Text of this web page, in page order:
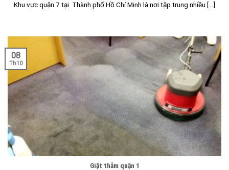
Khu vực quận 7 tại Thành phố Hồ Chí Minh là nơi tập trung nhiều [...]
Giặt thảm quận 1
08
Th10